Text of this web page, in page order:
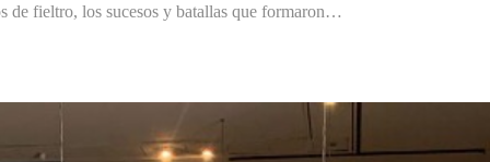
de fieltro, los sucesos y batallas que formaron…